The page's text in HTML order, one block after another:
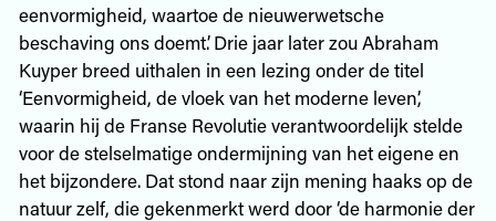
eenvormigheid, waartoe de nieuwerwetsche
beschaving ons doemt’. Drie jaar later zou Abraham
Kuyper breed uithalen in een lezing onder de titel
‘Eenvormigheid, de vloek van het moderne leven’,
waarin hij de Franse Revolutie verantwoordelijk stelde
voor de stelselmatige ondermijning van het eigene en
het bijzondere. Dat stond naar zijn mening haaks op de
natuur zelf, die gekenmerkt werd door ‘de harmonie der